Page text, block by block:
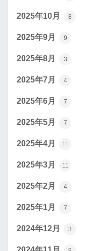
2025年10月 8
2025年9月 9
2025年8月 3
2025年7月 4
2025年6月 7
2025年5月 7
2025年4月 11
2025年3月 11
2025年2月 4
2025年1月 7
2024年12月 3